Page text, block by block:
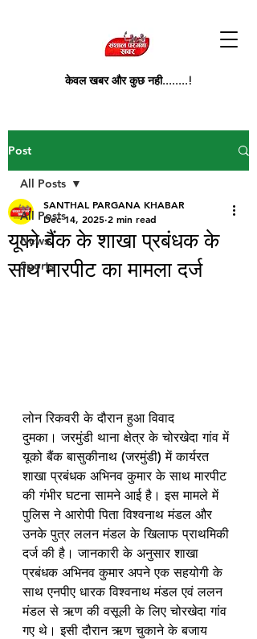
केवल खबर और कुछ नही........!
Post
All Posts
News
Sports
All Posts
यूको बैंक के शाखा प्रबंधक के
साथ मारपीट का मामला दर्ज
SANTHAL PARGANA KHABAR
Dec 14, 2025 2 min read
लोन रिकवरी के दौरान हुआ विवाद
दुमका। जरमुंडी थाना क्षेत्र के चोरखेदा गांव में
यूको बैंक बासुकीनाथ (जरमुंडी) में कार्यरत
शाखा प्रबंधक अभिनव कुमार के साथ मारपीट
की गंभीर घटना सामने आई है। इस मामले में
पुलिस ने आरोपी पिता विश्वनाथ मंडल और
उनके पुत्र ललन मंडल के खिलाफ प्राथमिकी
दर्ज की है। जानकारी के अनुसार शाखा
प्रबंधक अभिनव कुमार अपने एक सहयोगी के
साथ एनपीए धारक विश्वनाथ मंडल एवं ललन
मंडल से ऋण की वसूली के लिए चोरखेदा गांव
गए थे। इसी दौरान ऋण चुकाने के बजाय